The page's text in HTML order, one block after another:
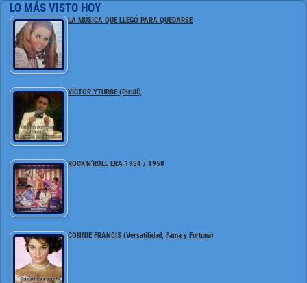
LO MÁS VISTO HOY
LA MÚSICA QUE LLEGÓ PARA QUEDARSE
VÍCTOR YTURBE (Pirulí)
ROCK’N’ROLL ERA 1954 / 1958
CONNIE FRANCIS (Versatilidad, Fama y Fortuna)